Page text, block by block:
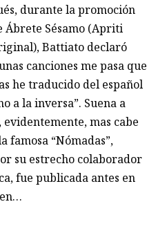
durante la promoción
Ábrete Sésamo (Apriti
Battiato declaró
canciones me pasa que
he traducido del español
a la inversa”. Suena a
mas cabe
famosa “Nómadas”,
su estrecho colaborador
fue publicada antes en